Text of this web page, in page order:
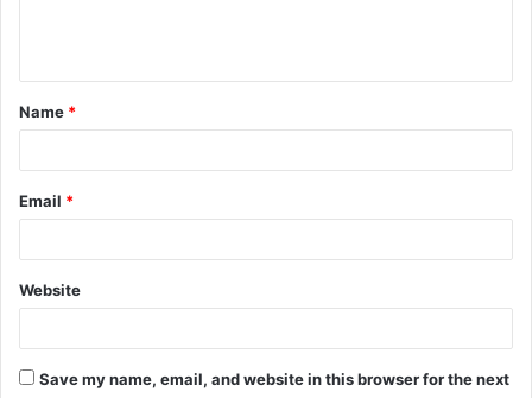
t
*
Name *
Email *
Website
Save my name, email, and website in this browser for the next